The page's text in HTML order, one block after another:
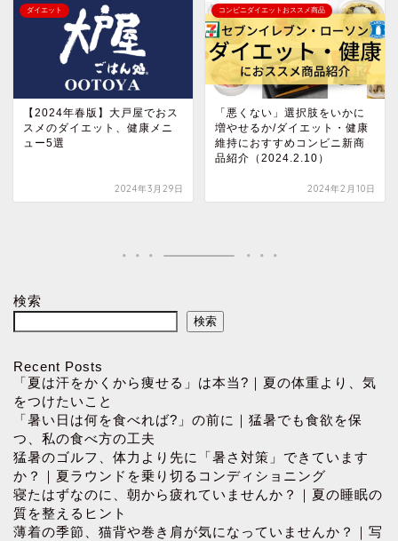
ダイエット
【2024年春版】大戸屋でおス
スメのダイエット、健康メニ
ュー5選
2024年3月29日
コンビニダイエットおススメ商品
「悪くない」選択肢をいかに
増やせるか/ダイエット・健康
維持におすすめコンビニ新商
品紹介（2024.2.10）
2024年2月10日
検索
検索
Recent Posts
「夏は汗をかくから痩せる」は本当?｜夏の体重より、気
をつけたいこと
「暑い日は何を食べれば?」の前に｜猛暑でも食欲を保
つ、私の食べ方の工夫
猛暑のゴルフ、体力より先に「暑さ対策」できています
か？｜夏ラウンドを乗り切るコンディショニング
寝たはずなのに、朝から疲れていませんか？｜夏の睡眠の
質を整えるヒント
薄着の季節、猫背や巻き肩が気になっていませんか？｜写